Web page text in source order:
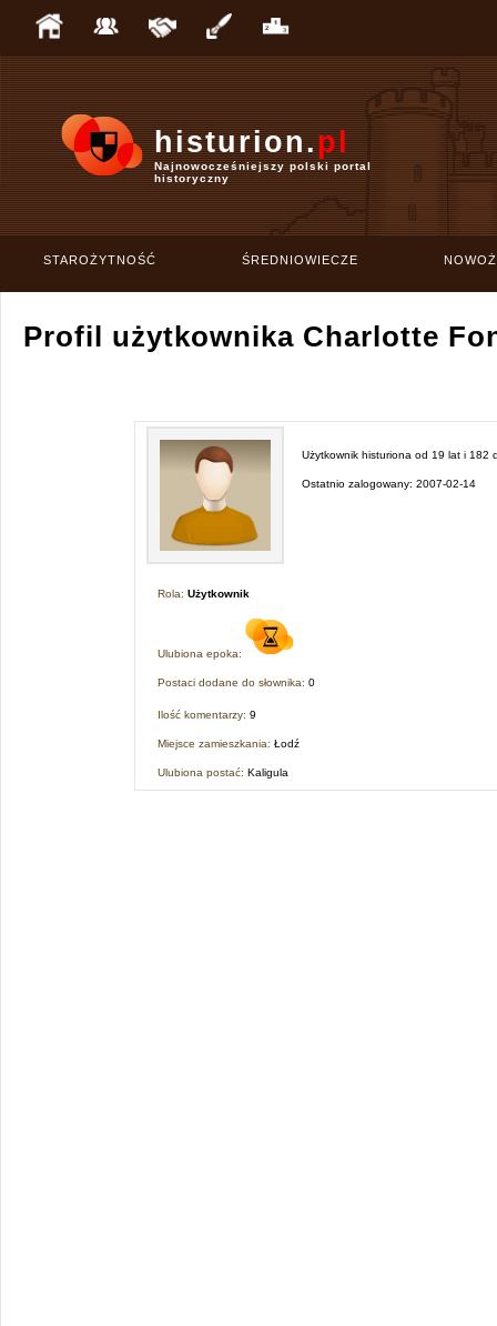
histurion.pl
Najnowocześniejszy polski portal
historyczny
STAROŻYTNOŚĆ ŚREDNIOWIECZE
Profil użytkownika Charlotte
Użytkownik histuriona od 19 lat i 182
Ostatnio zalogowany: 2007-02-14
Rola: Użytkownik
Ulubiona epoka:
Postaci dodane do słownika: 0
Ilość komentarzy: 9
Miejsce zamieszkania: Łodź
Ulubiona postać: Kaligula